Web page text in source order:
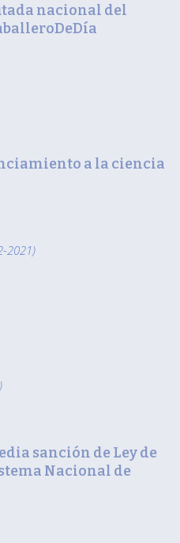
nacional del
a la ciencia
2021)
sanción de Ley de
Nacional de